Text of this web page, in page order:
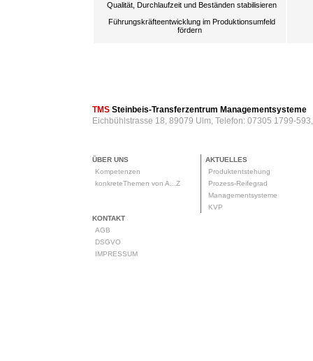
Qualität, Durchlaufzeit und Beständen stabilisieren
Führungskräfteentwicklung im Produktionsumfeld
fördern
TMS Steinbeis-Transferzentrum Managementsysteme
Eichbühlstrasse 18, 89079 Ulm, Telefon: 07305 1799-
ÜBER UNS
Kompetenzen
konkreteThemen von A...Z
AKTUELLES
Produktentstehung
Prozess-Reifegrad
Managementsysteme
KVP
KONTAKT
AGB
DSGVO
IMPRESSUM